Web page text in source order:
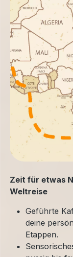
Zeit für etwas
Weltreise
Geführte
deine
Etappen.